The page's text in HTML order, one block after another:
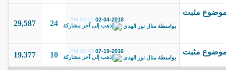
02-04-2018
05:27 PM
بواسطة منال نور الهدى 24
29,587
07-19-2016
10:43 PM
بواسطة منال نور الهدى 10
19,377